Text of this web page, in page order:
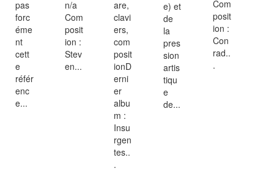
pas
forc
éme
nt
cett
e
référ
enc
e...
n/a
Com
posit
ion :
Stev
en...
are,
clavi
ers,
com
posit
ionD
erni
er
albu
m :
Insu
rgen
tes..
.
e) et
de
la
pres
sion
artis
tiqu
e
de...
Com
posit
ion :
Con
rad..
.